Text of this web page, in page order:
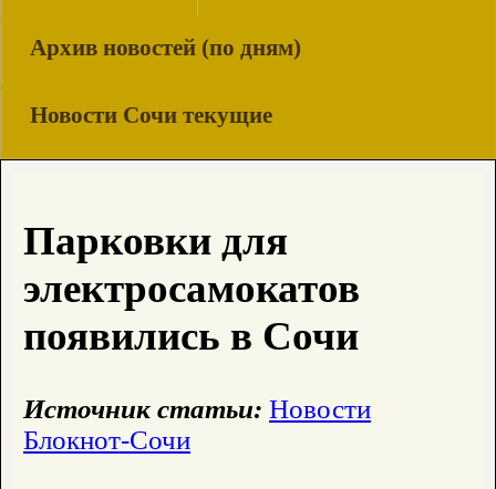
Архив новостей (по дням)
Новости Сочи текущие
Парковки для
электросамокатов
появились в Сочи
Источник статьи: Новости
Блокнот-Сочи